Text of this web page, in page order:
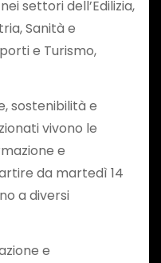
settori dell’Edilizia,
Sanità e
e Turismo,
sostenibilità e
vivono le
e
da martedì 14
a diversi
e